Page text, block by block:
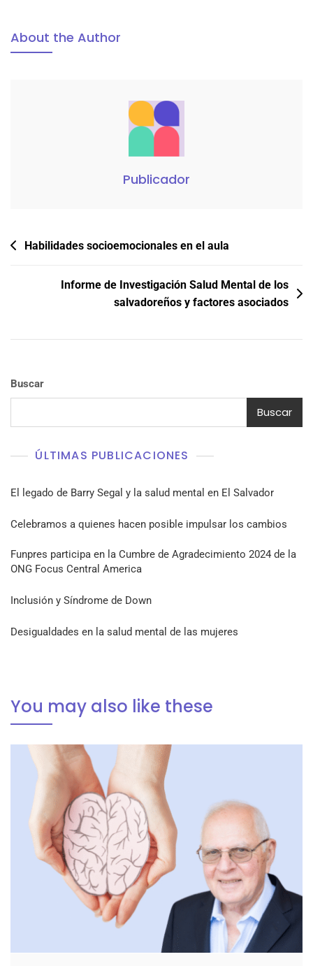
About the Author
Publicador
Navegación
entradas
Habilidades socioemocionales en el aula
Informe de Investigación Salud Mental de los
salvadoreños y factores asociados
Buscar
Buscar
ÚLTIMAS PUBLICACIONES
El legado de Barry Segal y la salud mental en El Salvador
Celebramos a quienes hacen posible impulsar los cambios
Funpres participa en la Cumbre de Agradecimiento 2024 de la
ONG Focus Central America
Inclusión y Síndrome de Down
Desigualdades en la salud mental de las mujeres
You may also like these